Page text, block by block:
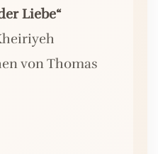
Liebe“
von Thomas